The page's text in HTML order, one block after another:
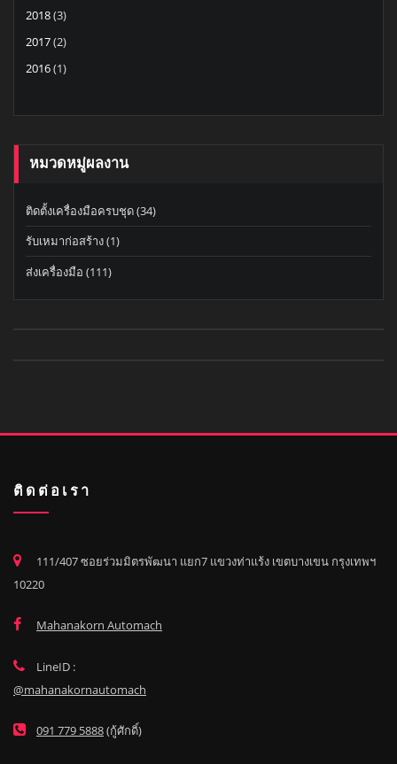
2018(3)
2017(2)
2016(1)
หมวดหมู่ผลงาน
ติดตั้งเครื่องมือครบชุด(34)
รับเหมาก่อสร้าง(1)
ส่งเครื่องมือ (111)
ติดต่อเรา
111/407 ซอยร่วมมิตรพัฒนา แยก7 แขวงท่าแร้ง เขตบางเขน กรุงเทพฯ
10220
Mahanakorn Automach
LineID :
@mahanakornautomach
091 779 5888(กู้ศักดิ์)